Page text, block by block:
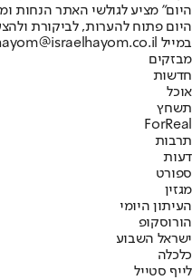
היום" מציע לגולשי האתר הנחות
היום פתוח להערות, לביקורת
במייל hayom@israelhayom.co.il.
מבזקים
חדשות
אוכל
תשחץ
ForReal
תרבות
דעות
ספורט
מגזין
העיתון היומי
הורוסקופ
ישראל השבוע
כלכלה
לייף סטייל